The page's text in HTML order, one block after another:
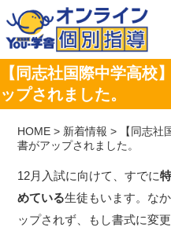
【同志社国際中学高
ップされました。
HOME > 新着情報 >
【同志
書がアップされました。
12月入試に向けて、すでに
めている生徒もいます。な
ップされず、もし書式に変